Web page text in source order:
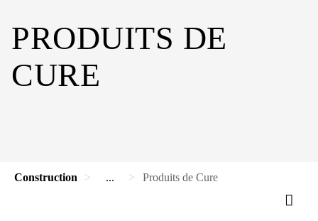
PRODUITS DE
CURE
Construction ... Produits de Cure